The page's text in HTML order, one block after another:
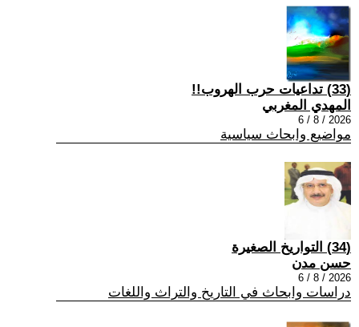
(33) تداعيات حرب الهروب!!
المهدي المغربي
2026 / 8 / 6
مواضيع وابحاث سياسية
(34) التواريخ الصغيرة
حسن مدن
2026 / 8 / 6
دراسات وابحاث في التاريخ والتراث واللغات